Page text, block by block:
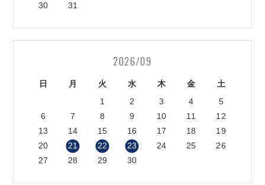
30
31
2026/09
日 月 火 水 木 金
土
1
2 3 4
5
6
7 8 9 10 11
12
13
14 15 16 17 18
19
20
21 22 23 24 25
26
27
28 29 30